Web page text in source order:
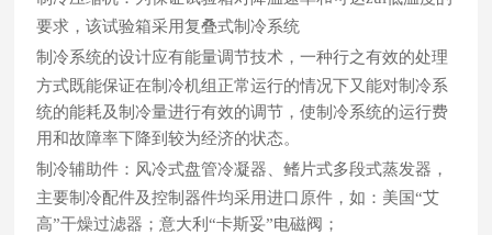
要求，该试验箱采用复叠式制冷系统
制冷系统的设计应有能量调节技术，一种行之有效的处理
方式既能保证在制冷机组正常运行的情况下又能对制冷系
统的能耗及制冷量进行有效的调节，使制冷系统的运行费
用和故障率下降到较为经济的状态。
制冷辅助件：风冷式盘管冷凝器、鳍片式多段式蒸发器，
主要制冷配件及控制器件均采用进口原件，如：美国“艾
高”干燥过滤器；意大利“卡斯妥”电磁阀；